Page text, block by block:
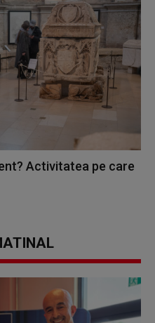
Activitatea pe care